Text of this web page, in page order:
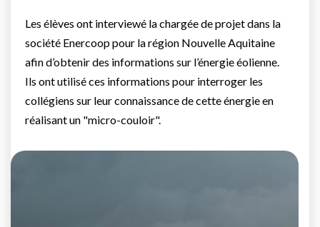
Les élèves ont interviewé la chargée de projet dans la
société Enercoop pour la région Nouvelle Aquitaine
afin d’obtenir des informations sur l’énergie éolienne.
Ils ont utilisé ces informations pour interroger les
collégiens sur leur connaissance de cette énergie en
réalisant un "micro-couloir".